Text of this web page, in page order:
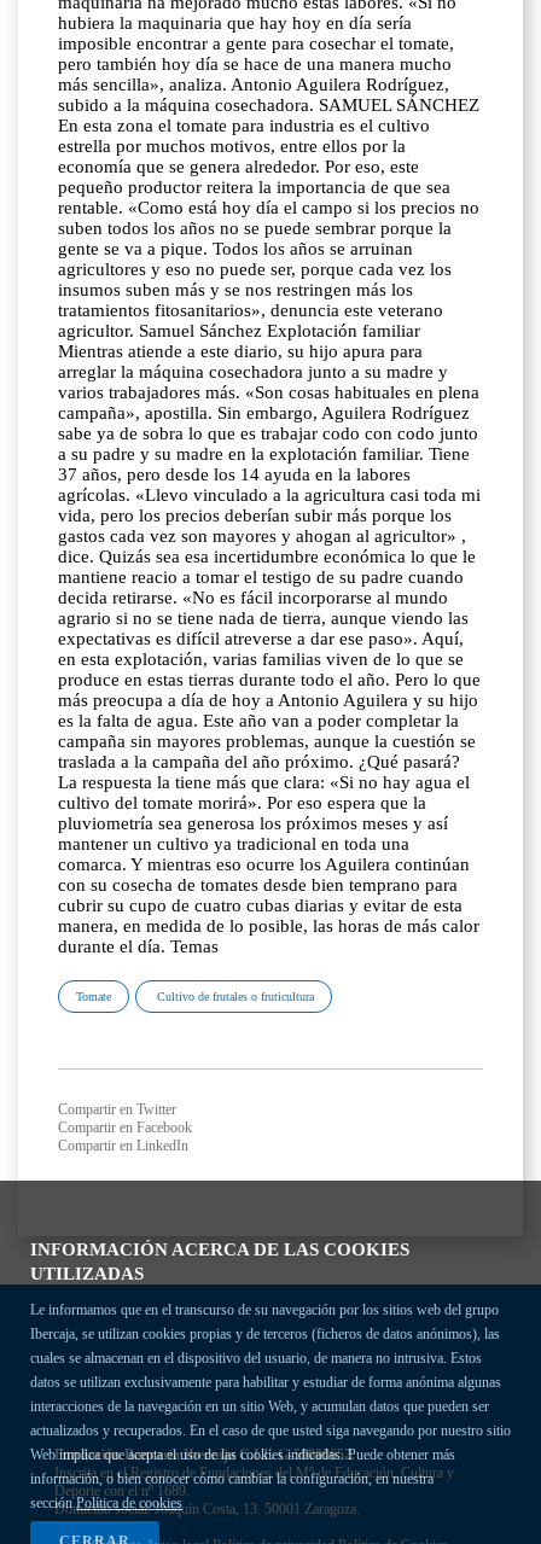
INFORMACIÓN ACERCA DE LAS COOKIES
UTILIZADAS
Le informamos que en el transcurso de su navegación por los sitios web del grupo
Ibercaja, se utilizan cookies propias y de terceros (ficheros de datos anónimos), las
cuales se almacenan en el dispositivo del usuario, de manera no intrusiva. Estos
datos se utilizan exclusivamente para habilitar y estudiar de forma anónima algunas
interacciones de la navegación en un sitio Web, y acumulan datos que pueden ser
actualizados y recuperados. En el caso de que usted siga navegando por nuestro sitio
Web implica que acepta el uso de las cookies indicadas. Puede obtener más
información, o bien conocer cómo cambiar la configuración, en nuestra
secciónPolítica de cookies
hubiera la maquinaria que hay hoy en día sería
imposible encontrar a gente para cosechar el tomate,
pero también hoy día se hace de una manera mucho
más sencilla», analiza. Antonio Aguilera Rodríguez,
subido a la máquina cosechadora. SAMUEL SÁNCHEZ
En esta zona el tomate para industria es el cultivo
estrella por muchos motivos, entre ellos por la
economía que se genera alrededor. Por eso, este
pequeño productor reitera la importancia de que sea
rentable. «Como está hoy día el campo si los precios no
suben todos los años no se puede sembrar porque la
gente se va a pique. Todos los años se arruinan
agricultores y eso no puede ser, porque cada vez los
insumos suben más y se nos restringen más los
tratamientos fitosanitarios», denuncia este veterano
agricultor. Samuel Sánchez Explotación familiar
Mientras atiende a este diario, su hijo apura para
arreglar la máquina cosechadora junto a su madre y
varios trabajadores más. «Son cosas habituales en plena
campaña», apostilla. Sin embargo, Aguilera Rodríguez
sabe ya de sobra lo que es trabajar codo con codo junto
a su padre y su madre en la explotación familiar. Tiene
37 años, pero desde los 14 ayuda en la labores
agrícolas. «Llevo vinculado a la agricultura casi toda mi
vida, pero los precios deberían subir más porque los
gastos cada vez son mayores y ahogan al agricultor» ,
dice. Quizás sea esa incertidumbre económica lo que le
mantiene reacio a tomar el testigo de su padre cuando
decida retirarse. «No es fácil incorporarse al mundo
agrario si no se tiene nada de tierra, aunque viendo las
expectativas es difícil atreverse a dar ese paso». Aquí,
en esta explotación, varias familias viven de lo que se
produce en estas tierras durante todo el año. Pero lo que
más preocupa a día de hoy a Antonio Aguilera y su hijo
es la falta de agua. Este año van a poder completar la
campaña sin mayores problemas, aunque la cuestión se
traslada a la campaña del año próximo. ¿Qué pasará?
La respuesta la tiene más que clara: «Si no hay agua el
cultivo del tomate morirá». Por eso espera que la
pluviometría sea generosa los próximos meses y así
mantener un cultivo ya tradicional en toda una
comarca. Y mientras eso ocurre los Aguilera continúan
con su cosecha de tomates desde bien temprano para
cubrir su cupo de cuatro cubas diarias y evitar de esta
manera, en medida de lo posible, las horas de más calor
durante el día. Temas
Tomate Cultivo de frutales o fruticultura
Compartir en Twitter
Compartir en Facebook
Compartir en LinkedIn
Fundación Bancaria Ibercaja C.I.F. G-50000652.
Inscrita en el Registro de Fundaciones del Mº de Educación, Cultura y
Deporte con el nº 1689.
Domicilio social: Joaquín Costa, 13. 50001 Zaragoza.